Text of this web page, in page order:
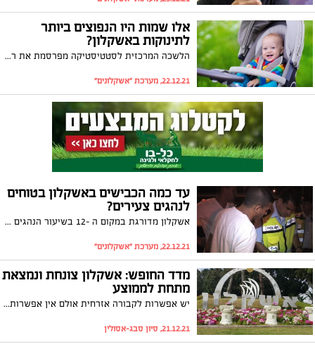
אלו שמות היו הנפוצים ביותר
לתינוקות באשקלון?
הלשכה המרכזית לסטטיסטיקה מפרסמת את רשימת השמות הפרטיים הנפוצים ביותר שניתנו לילדים בשנת 2020 בישראל. אם נולדה לכן בת קראתם לה אדל או אופל? ואם נולד ילד הוא קיבל את השם ארי או רוי? כל התשובות לפניכם
22.12.21, מערכת "אשקלונים"
עד כמה הכבישים באשקלון בטוחים
לנהגים צעירים?
אשקלון מדורגת במקום ה -12 בשיעור הנהגים הצעירים שהנפגעים בתאונות דרכים מכלל הנפגעים בעיר, כך עולה מניתוח נתונים שערכה עמותת "אור ירוק". מנכ"ל העמותה ארז קיטה: "להיעדר הניסיון וחוסר היכולת לקרוא את מפת הסכנות יש חלק מרכזי בהיפגעות שלהם"
22.12.21, מערכת "אשקלונים"
מדד החופש: אשקלון צונחת ונמצאת
מתחת לממוצע
יש אפשרות לקבורה אזרחית אולם אין אפשרות להתחתן בנישואין אזרחיים, המסחר והתחבורה הציבורית בשבתות לא ממש עובדים ומה היחס העירוני לקהילת הלהט"ב? אשקלון צונחת שלושה מקומות ב"מדד החופש העירוני" המתפרסם השבוע וקרובה יותר לבית"ר עילית מאשר לתל אביב
21.12.21, סיון סבג-אסולין